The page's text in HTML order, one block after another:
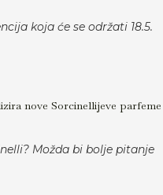
koja će se održati 18.5.
nove Sorcinellijeve parfeme
Možda bi bolje pitanje